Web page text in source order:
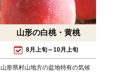
山形の白桃・黄桃
8月上旬～10月上旬
山形県村山地方の盆地特有の気候